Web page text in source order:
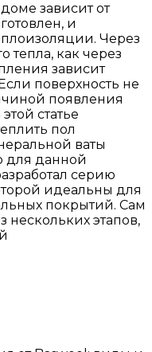
зависит от
и
Через
тепла, как через
зависит
поверхность не
появления
статье
пол
ваты
для данной
серию
идеальны для
покрытий. Сам
нескольких этапов,